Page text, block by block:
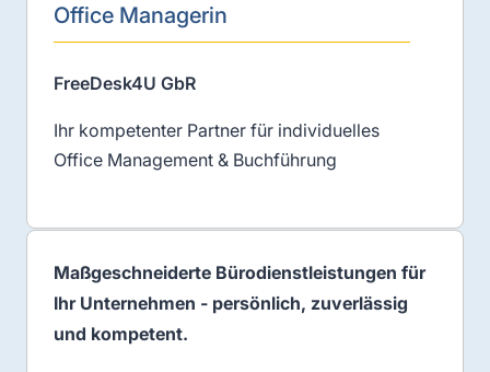
Office Managerin
FreeDesk4U GbR
Ihr kompetenter Partner für individuelles
Office Management & Buchführung
Maßgeschneiderte Bürodienstleistungen für
Ihr Unternehmen - persönlich, zuverlässig
und kompetent.